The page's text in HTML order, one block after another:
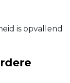
is opvallend